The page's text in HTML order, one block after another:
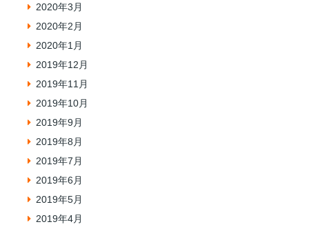
2020年3月
2020年2月
2020年1月
2019年12月
2019年11月
2019年10月
2019年9月
2019年8月
2019年7月
2019年6月
2019年5月
2019年4月